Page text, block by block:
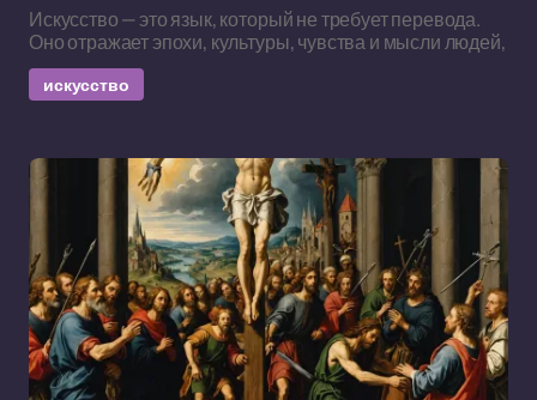
Искусство — это язык, который не требует перевода.
Оно отражает эпохи, культуры, чувства и мысли людей,
искусство